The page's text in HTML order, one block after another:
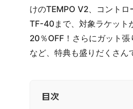
けのTEMPO V2、コントロ
TF-40まで、対象ラケット
20％OFF！さらにガット張
など、特典も盛りだくさん
目次